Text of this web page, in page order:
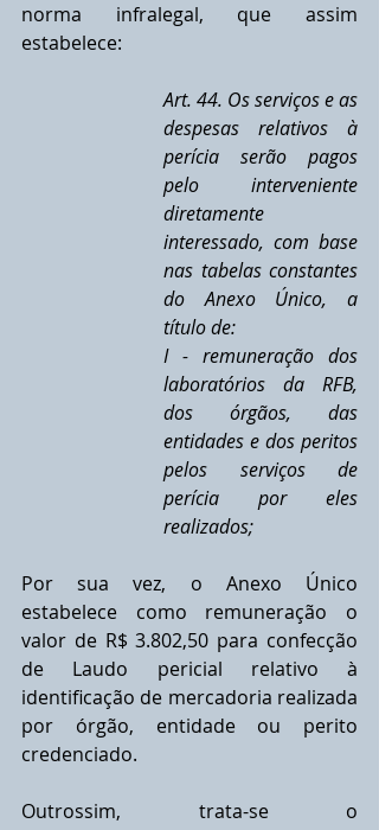
norma infralegal, que assim
estabelece:
Art. 44. Os serviços e as
despesas relativos à
perícia serão pagos
pelo interveniente
diretamente
interessado, com base
nas tabelas constantes
do Anexo Único, a
título de:
I - remuneração dos
laboratórios da RFB,
dos órgãos, das
entidades e dos peritos
pelos serviços de
perícia por eles
realizados;
Por sua vez, o Anexo Único
estabelece como remuneração o
valor de R$ 3.802,50 para confecção
de Laudo pericial relativo à
identificação de mercadoria realizada
por órgão, entidade ou perito
credenciado.
Outrossim, trata-se o